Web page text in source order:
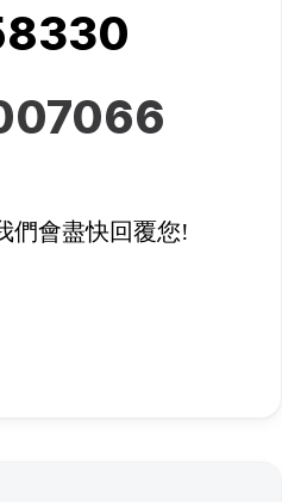
們會盡快回覆您!